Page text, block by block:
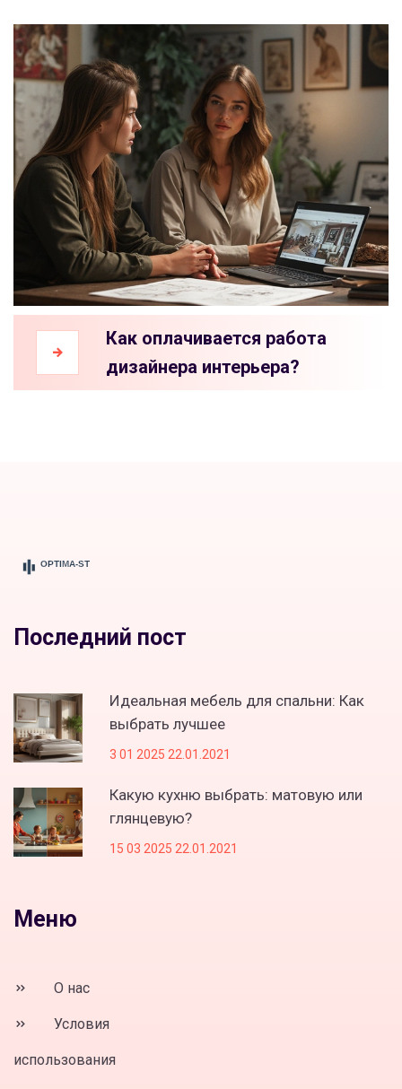
Как оплачивается работа
дизайнера интерьера?
Последний пост
Идеальная мебель для спальни: Как
выбрать лучшее
3 01 2025 22.01.2021
Какую кухню выбрать: матовую или
глянцевую?
15 03 2025 22.01.2021
Меню
О нас
Условия
использования